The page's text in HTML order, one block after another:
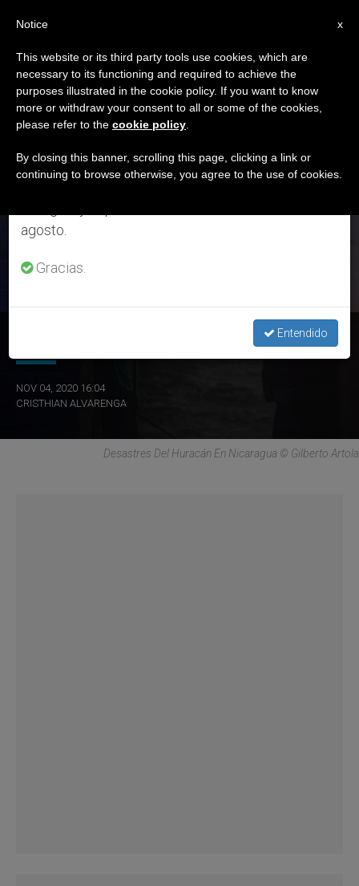
ETIQUETA
Posts Tagged
‘diócesis De Siuna’
ÚLTIMAS NOTICIAS
Nicaragua: Eta, el huracán que causa incertidumbre
NOV 04, 2020 16:04
CRISTHIAN ALVARENGA
Desastres Del Huracán En Nicaragua © Gilberto Artola
×
Aviso importante
Del 27 de julio al 7 de agosto haremos la pausa
anual, aprovechando que en el periodo de verano
se generan menos informaciones y también el
agosto.
Gracias.
Entendido
x
Notice
This website or its third party tools use cookies, which are
necessary to its functioning and required to achieve the
purposes illustrated in the cookie policy. If you want to know
more or withdraw your consent to all or some of the cookies,
please refer to the cookie policy
By closing this banner, scrolling this page, clicking a link or
continuing to browse otherwise, you agree to the use of cookies.